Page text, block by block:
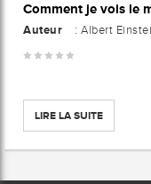
Comment je vois le
Auteur : Albert
LIRE LA SUITE